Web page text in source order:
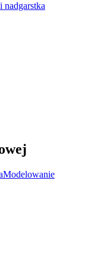
nadgarstka
Modelowanie